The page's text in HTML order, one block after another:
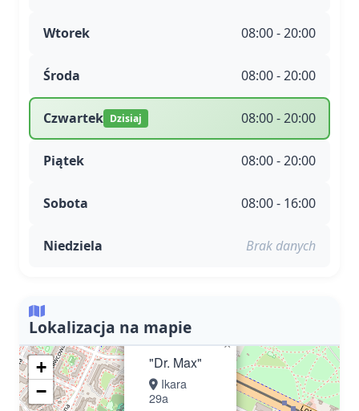
Wtorek 08:00 - 20:00
Środa 08:00 - 20:00
Czwartek Dzisiaj 08:00 - 20:00
Piątek 08:00 - 20:00
Sobota 08:00 - 16:00
Niedziela Brak danych
Lokalizacja na mapie
"Dr. Max"
Ikara
29a
×
+
−